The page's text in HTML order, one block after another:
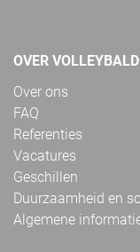
OVER
Over ons
FAQ
Referenties
Vacatures
Geschillen
Duurzaamheid en
Algemene